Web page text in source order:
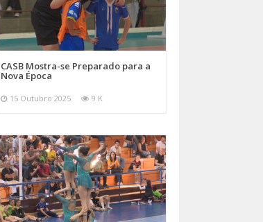
CASB Mostra-se Preparado para a
Nova Época
15 Outubro 2025 9 K